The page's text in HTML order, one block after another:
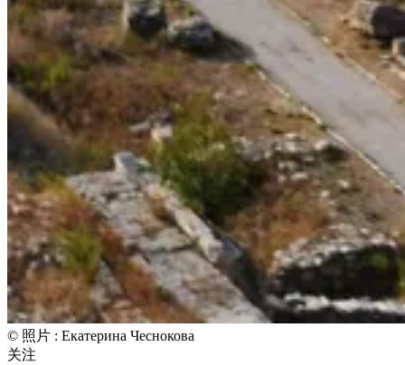
© 照片 : Екатерина Чеснокова
关注